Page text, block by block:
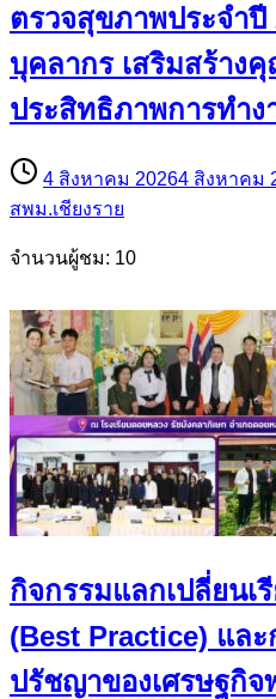
ตรวจสุขภาพประจำปี
บุคลากร เสริมสร้าง
ประสิทธิภาพการทำง
4 สิงหาคม 20264 สิงหาคม
สพม.เชียงราย
จำนวนผู้ชม: 10
กิจกรรมแลกเปลี่ยนเ
(Best Practice) แล
ปรัชญาของเศรษฐกิ